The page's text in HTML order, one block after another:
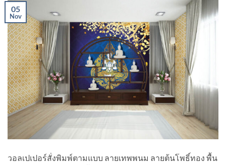
05
Nov
วอลเปเปอร์สั่งพิมพ์ตามแบบ ลายเทพพนม ลายต้นโพธิ์ทอง พื้น